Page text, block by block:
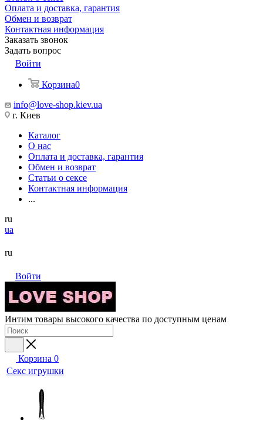
Оплата и доставка, гарантия
Обмен и возврат
Контактная информация
Заказать звонок
Задать вопрос
Войти
Корзина0
info@love-shop.kiev.ua
г. Киев
Каталог
О нас
Оплата и доставка, гарантия
Обмен и возврат
Статьи о сексе
Контактная информация
...
ru
ua
ru
Войти
Интим товары высокого качества по доступным ценам
Корзина 0
Секс игрушки